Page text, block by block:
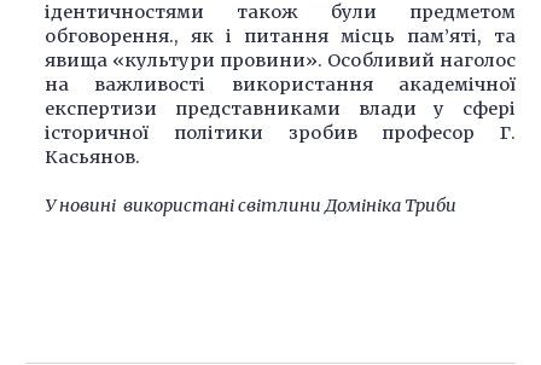
ідентичностями також були предметом
обговорення., як і питання місць пам’яті, та
явища «культури провини». Особливий наголос
на важливості використання академічної
експертизи представниками влади у сфері
історичної політики зробив професор Г.
Касьянов.
У новині використані світлини Домініка Триби